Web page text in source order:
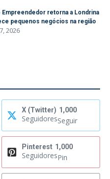
Empreendedor retorna a Londrina
pequenos negócios na região
2026
X (Twitter) 1,000
SeguidoresSeguir
Pinterest 1,000
SeguidoresPin